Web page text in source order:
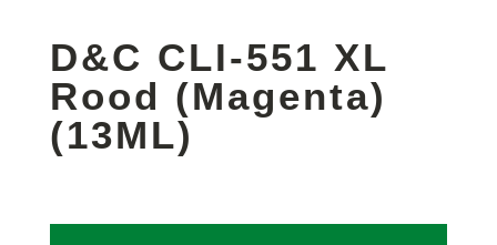
D&C CLI-551 XL
Rood (Magenta)
(13ML)